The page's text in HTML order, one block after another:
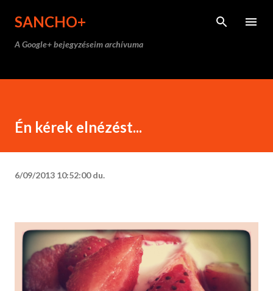
SANCHO+
A Google+ bejegyzéseim archívuma
Én kérek elnézést...
6/09/2013 10:52:00 du.